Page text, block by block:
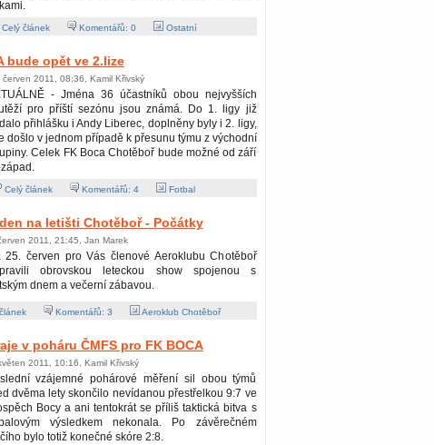
Celý článek Komentářů: 0 Ostatní
bude opět ve 2.lize
červen 2011, 08:36, Kamil Křivský
- Jména 36 účastníků obou nejvyšších
pro příští sezónu jsou známá. Do 1. ligy již
přihlášku i Andy Liberec, doplněny byly i 2. ligy,
došlo v jednom případě k přesunu týmu z východní
Celek FK Boca Chotěboř bude možné od září
Celý článek Komentářů: 4 Fotbal
na letišti Chotěboř - Počátky
2011, 21:45, Jan Marek
25. červen pro Vás členové Aeroklubu Chotěboř
obrovskou leteckou show spojenou s
dnem a večerní zábavou.
Komentářů: 3 Aeroklub Chotěboř
v poháru ČMFS pro FK BOCA
2011, 10:16, Kamil Křivský
vzájemné pohárové měření sil obou týmů
dvěma lety skončilo nevídanou přestřelkou 9:7 ve
Bocy a ani tentokrát se příliš taktická bitva s
výsledkem nekonala. Po závěrečném
bylo totiž konečné skóre 2:8.